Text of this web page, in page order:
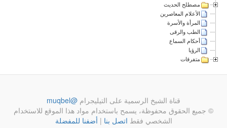
مصطلح الحديث
الأعلام المعاصرين
المرأة والأسرة
الطب والرقى
أحكام السماع
الرؤيا
متفرقات
قناة الشيخ الرسمية على التيليجرام @muqbel
© جميع الحقوق محفوظة، يسمح باستخدام مواد هذا الموقع للاستخدام
الشخصي فقط اتصل بنا | أضفنا للمفضلة